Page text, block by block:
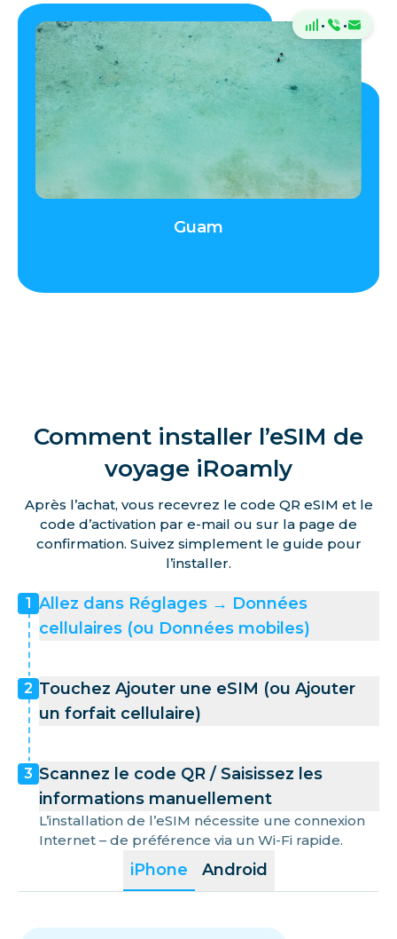
· ·
Guam
Comment installer l’eSIM de
voyage iRoamly
Après l’achat, vous recevrez le code QR eSIM et le
code d’activation par e-mail ou sur la page de
confirmation. Suivez simplement le guide pour
l’installer.
iPhone Android
1 Allez dans Réglages → Données
cellulaires (ou Données mobiles)
2 Touchez Ajouter une eSIM (ou Ajouter
un forfait cellulaire)
3 Scannez le code QR / Saisissez les
informations manuellement
L’installation de l’eSIM nécessite une connexion
Internet – de préférence via un Wi-Fi rapide.